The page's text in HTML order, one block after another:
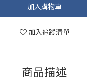
加入購物車
加入追蹤清單
商品描述